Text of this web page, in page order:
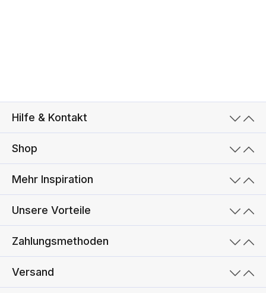
Hilfe & Kontakt
Shop
Mehr Inspiration
Unsere Vorteile
Zahlungsmethoden
Versand